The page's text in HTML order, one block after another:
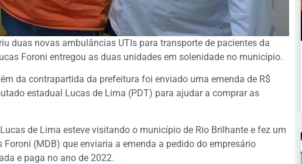
duas novas ambulâncias UTIs para transporte de pacientes da
Foroni entregou as duas unidades em solenidade no município.
da contrapartida da prefeitura foi enviado uma emenda de R$
estadual Lucas de Lima (PDT) para ajudar a comprar as
de Lima esteve visitando o município de Rio Brilhante e fez um
(MDB) que enviaria a emenda a pedido do empresário
e paga no ano de 2022.